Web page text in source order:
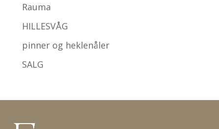
Rauma
HILLESVÅG
pinner og heklenåler
SALG